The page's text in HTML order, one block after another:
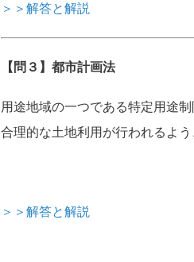
＞＞解答と解説
【問３】都市計画法
用途地域の一つである特定用途
合理的な土地利用が行われるよ
＞＞解答と解説